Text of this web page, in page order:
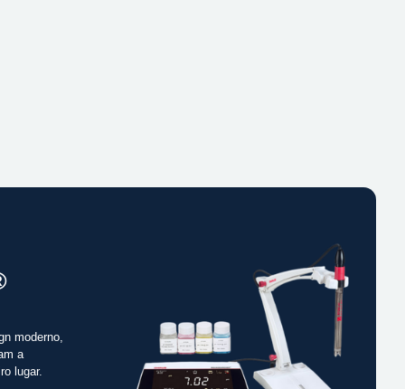
moderno,
a
lugar.